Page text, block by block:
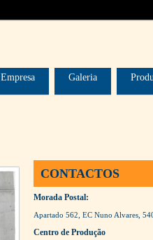
Empresa Galeria
CONTACTOS
Morada Postal:
Apartado 562, EC Nuno Alvares,
Centro de Produção